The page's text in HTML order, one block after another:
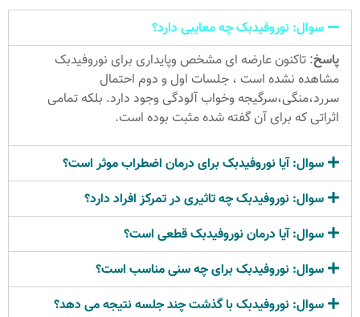
سوال: نوروفیدبک چه معایبی دارد؟
پاسخ: تاکنون عارضه ای مشخص وپایداری برای نوروفیدبک
مشاهده نشده است ، جلسات اول و دوم احتمال
سررد،منگی،سرگیجه وخواب آلودگی وجود دارد. بلکه تمامی
اثراتی که برای آن گفته شده مثبت بوده است.
سوال: آیا نوروفیدبک برای درمان اضطراب موثر است؟
سوال: نوروفیدبک چه تاثیری در تمرکز افراد دارد؟
سوال: آیا درمان نوروفیدبک قطعی است؟
سوال: نوروفیدبک برای چه سنی مناسب است؟
سوال: نوروفیدبک با گذشت چند جلسه نتیجه می دهد؟